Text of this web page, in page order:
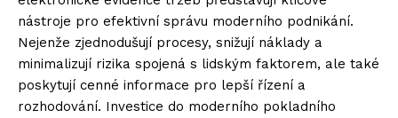
nástroje pro efektivní správu moderního podnikání.
Nejenže zjednodušují procesy, snižují náklady a
minimalizují rizika spojená s lidským faktorem, ale také
poskytují cenné informace pro lepší řízení a
rozhodování. Investice do moderního pokladního